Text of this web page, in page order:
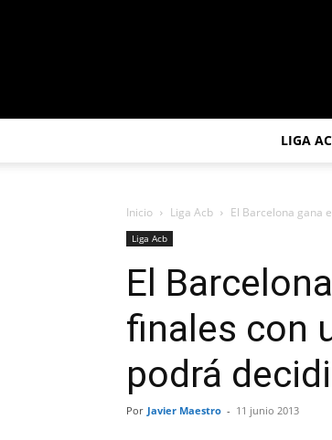
LIGA
Inicio Liga Acb El Barcelona gana
Liga Acb
El
finales con
podrá
Por Javier Maestro - 11 junio 2013